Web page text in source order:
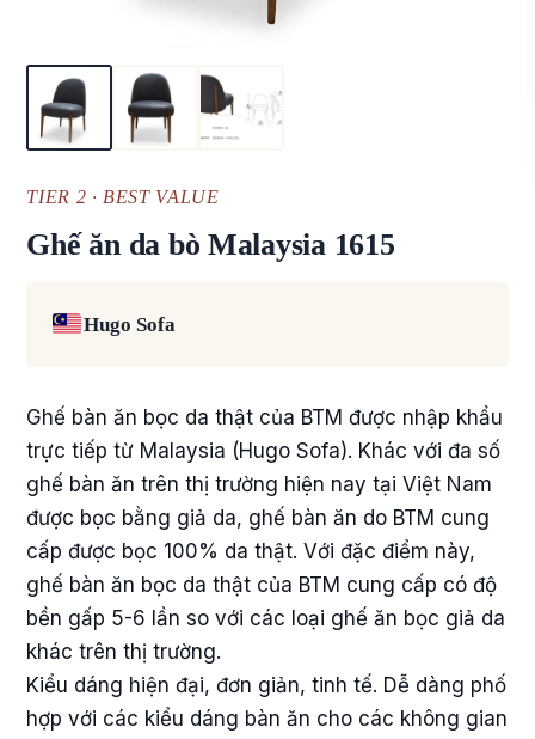
TIER 2 · BEST VALUE
Ghế ăn da bò Malaysia 1615
Hugo Sofa
Ghế bàn ăn bọc da thật của BTM được nhập khẩu
trực tiếp từ Malaysia (Hugo Sofa). Khác với đa số
ghế bàn ăn trên thị trường hiện nay tại Việt Nam
được bọc bằng giả da, ghế bàn ăn do BTM cung
cấp được bọc 100% da thật. Với đặc điểm này,
ghế bàn ăn bọc da thật của BTM cung cấp có độ
bền gấp 5-6 lần so với các loại ghế ăn bọc giả da
khác trên thị trường.
Kiểu dáng hiện đại, đơn giản, tinh tế. Dễ dàng phố
hợp với các kiểu dáng bàn ăn cho các không gian